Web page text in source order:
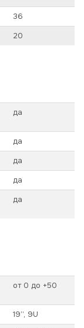
36
20
да
да
да
да
да
от 0 до +50
19’’, 9U